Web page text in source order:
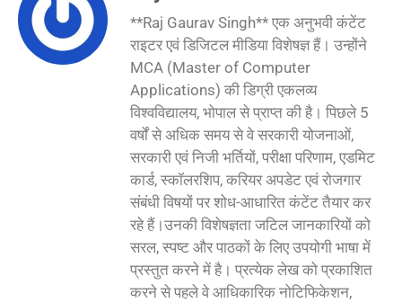
**Raj Gaurav Singh** एक अनुभवी कंटेंट
राइटर एवं डिजिटल मीडिया विशेषज्ञ हैं। उन्होंने
MCA (Master of Computer
Applications) की डिग्री एकलव्य
विश्वविद्यालय, भोपाल से प्राप्त की है। पिछले 5
वर्षों से अधिक समय से वे सरकारी योजनाओं,
सरकारी एवं निजी भर्तियों, परीक्षा परिणाम, एडमिट
कार्ड, स्कॉलरशिप, करियर अपडेट एवं रोजगार
संबंधी विषयों पर शोध-आधारित कंटेंट तैयार कर
रहे हैं।उनकी विशेषज्ञता जटिल जानकारियों को
सरल, स्पष्ट और पाठकों के लिए उपयोगी भाषा में
प्रस्तुत करने में है। प्रत्येक लेख को प्रकाशित
करने से पहले वे आधिकारिक नोटिफिकेशन,